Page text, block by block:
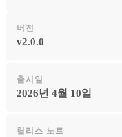
버전
v2.0.0
출시일
2026년 4월 10일
릴리스 노트